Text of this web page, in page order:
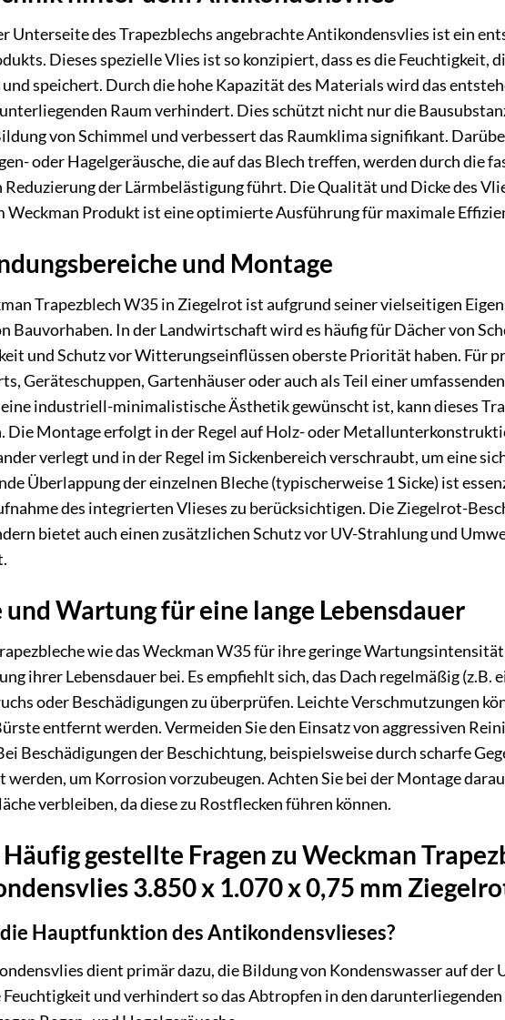
Unterseite des Trapezblechs angebrachte Antikondensvlies ist ein
Dieses spezielle Vlies ist so konzipiert, dass es die Feuchtigkeit,
speichert. Durch die hohe Kapazität des Materials wird das
Raum verhindert. Dies schützt nicht nur die
von Schimmel und verbessert das Raumklima signifikant.
oder Hagelgeräusche, die auf das Blech treffen, werden durch die
Reduzierung der Lärmbelästigung führt. Die Qualität und Dicke des
Weckman Produkt ist eine optimierte Ausführung für maximale
und Montage
Trapezblech W35 in Ziegelrot ist aufgrund seiner vielseitigen
Bauvorhaben. In der Landwirtschaft wird es häufig für Dächer von
und Schutz vor Witterungseinflüssen oberste Priorität haben. Für
Geräteschuppen, Gartenhäuser oder auch als Teil einer
eine industriell-minimalistische Ästhetik gewünscht ist, kann dieses
Die Montage erfolgt in der Regel auf Holz- oder
verlegt und in der Regel im Sickenbereich verschraubt, um eine
Überlappung der einzelnen Bleche (typischerweise 1 Sicke) ist
des integrierten Vlieses zu berücksichtigen. Die Ziegelrot-
bietet auch einen zusätzlichen Schutz vor UV-Strahlung und
und Wartung für eine lange Lebensdauer
wie das Weckman W35 für ihre geringe
ihrer Lebensdauer bei. Es empfiehlt sich, das Dach regelmäßig
oder Beschädigungen zu überprüfen. Leichte Verschmutzungen
entfernt werden. Vermeiden Sie den Einsatz von aggressiven
Beschädigungen der Beschichtung, beispielsweise durch scharfe
werden, um Korrosion vorzubeugen. Achten Sie bei der Montage
verbleiben, da diese zu Rostflecken führen können.
Häufig gestellte Fragen zu Weckman
3.850 x 1.070 x 0,75 mm
Hauptfunktion des Antikondensvlieses?
dient primär dazu, die Bildung von Kondenswasser auf der
und verhindert so das Abtropfen in den